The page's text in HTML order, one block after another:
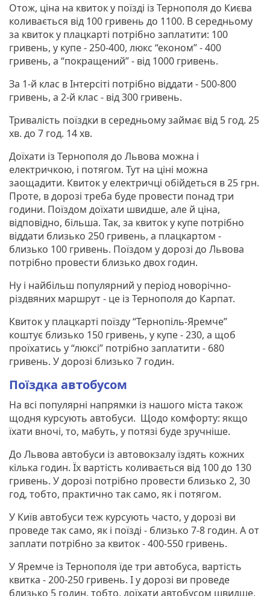
Отож, ціна на квиток у поїзді із Тернополя до Києва
коливається від 100 гривень до 1100. В середньому
за квиток у плацкарті потрібно заплатити: 100
гривень, у купе - 250-400, люкс “економ” - 400
гривень, а “покращений” - від 1000 гривень.
За 1-й клас в Інтерсіті потрібно віддати - 500-800
гривень, а 2-й клас - від 300 гривень.
Тривалість поїздки в середньому займає від 5 год. 25
хв. до 7 год. 14 хв.
Доїхати із Тернополя до Львова можна і
електричкою, і потягом. Тут на ціні можна
заощадити. Квиток у електричці обійдеться в 25 грн.
Проте, в дорозі треба буде провести понад три
години. Поїздом доїхати швидше, але й ціна,
відповідно, більша. Так, за квиток у купе потрібно
віддати близько 250 гривень, а плацкартом -
близько 100 гривень. Поїздом у дорозі до Львова
потрібно провести близько двох годин.
Ну і найбільш популярний у період новорічно-
різдвяних маршрут - це із Тернополя до Карпат.
Квиток у плацкарті поїзду “Тернопіль-Яремче”
коштує близько 150 гривень, у купе - 230, а щоб
проїхатись у “люксі” потрібно заплатити - 680
гривень. У дорозі близько 7 годин.
Поїздка автобусом
На всі популярні напрямки із нашого міста також
щодня курсують автобуси. Щодо комфорту: якщо
їхати вночі, то, мабуть, у потязі буде зручніше.
До Львова автобуси із автовокзалу їздять кожних
кілька годин. Їх вартість коливається від 100 до 130
гривень. У дорозі потрібно провести близько 2, 30
год, тобто, практично так само, як і потягом.
У Київ автобуси теж курсують часто, у дорозі ви
проведе так само, як і поїзді - близько 7-8 годин. А от
заплати потрібно за квиток - 400-550 гривень.
У Яремче із Тернополя їде три автобуса, вартість
квитка - 200-250 гривень. І у дорозі ви проведе
близько 5 годин, тобто, доїхати автобусом швидше,